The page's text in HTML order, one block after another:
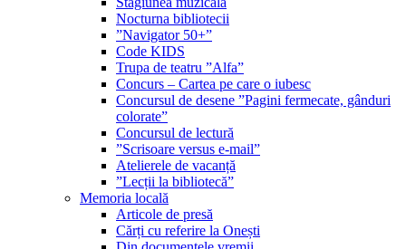
Nocturna bibliotecii
”Navigator 50+”
Code KIDS
Trupa de teatru ”Alfa”
Concurs – Cartea pe care o iubesc
Concursul de desene ”Pagini fermecate, gânduri
colorate”
Concursul de lectură
”Scrisoare versus e-mail”
Atelierele de vacanță
”Lecții la bibliotecă”
Memoria locală
Articole de presă
Cărți cu referire la Onești